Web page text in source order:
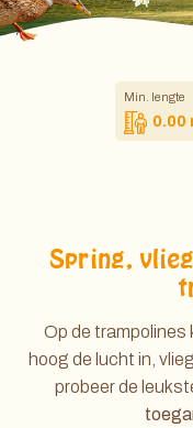
Min. lengte
0.00
Spring,
Op de trampolines
hoog de lucht in,
probeer de